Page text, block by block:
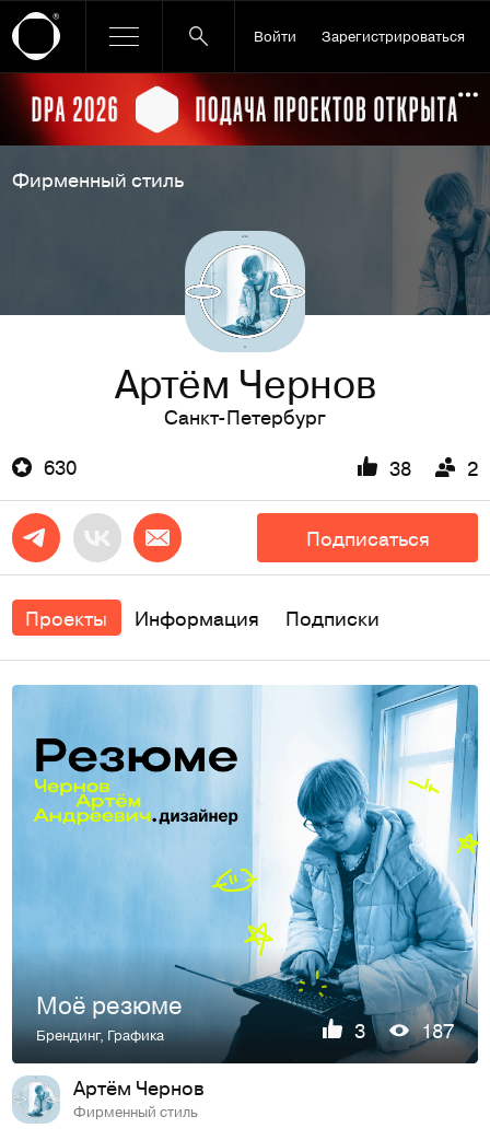
Войти Зарегистрироваться
Ссылка баннера
Фирменный стиль
Артём Чернов
Санкт-Петербург
630
38 2
Подписаться
Проекты Информация Подписки
Моё резюме
Брендинг,Графика 3 187
Артём Чернов
Фирменный стиль